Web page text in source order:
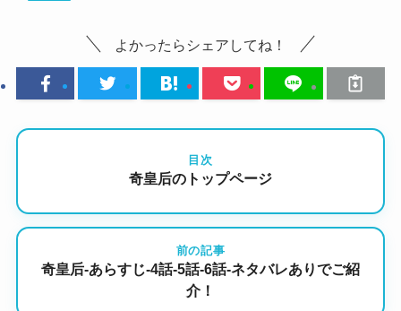
よかったらシェアしてね！
目次
奇皇后のトップページ
前の記事
奇皇后-あらすじ-4話-5話-6話-ネタバレありでご紹
介！